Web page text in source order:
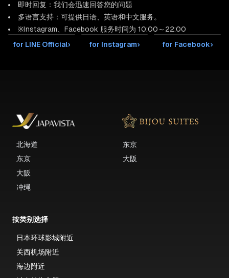
即时回复：我们会迅速回答您的问题
多语言支持：可提供日语、英语和中文服务。
※Instagram、Facebook 服务时间为 10:00～22:00
for LINE Official› for Instagram› for Facebook›
北海道
东京
大阪
冲绳
东京
大阪
按类别选择
日本环球影城附近
关西机场附近
海边附近